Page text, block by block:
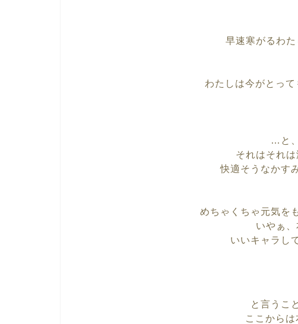
早速寒がるわた
わたしは今がとっ
…と、
それはそれ
快適そうなかす
めちゃくちゃ元気を
いやぁ、
いいキャラし
と言うこ
ここからは